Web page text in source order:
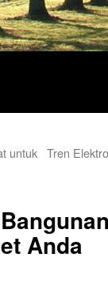
untuk Tren
Anda